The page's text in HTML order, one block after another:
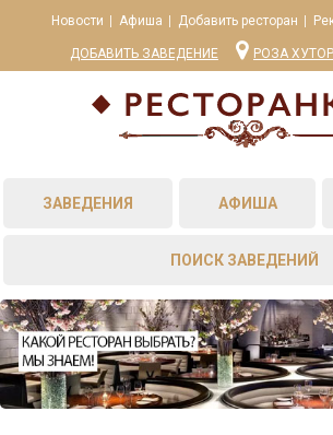
Новости Афиша Добавить ресторан
ДОБАВИТЬ ЗАВЕДЕНИЕ РОЗА ХУТОР
ЗАВЕДЕНИЯ АФИША
ПОИСК ЗАВЕДЕНИЙ